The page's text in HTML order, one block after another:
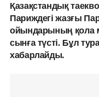
Қазақстандық
Париждегі жазғы
ойындарының қола
сынға түсті. Бұл
хабарлайды.